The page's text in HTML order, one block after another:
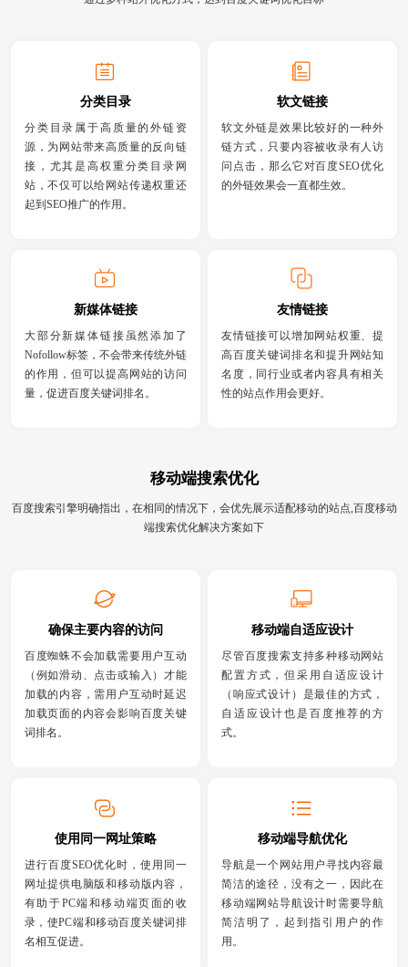
分类目录
分类目录属于高质量的外链资
源，为网站带来高质量的反向链
接，尤其是高权重分类目录网
站，不仅可以给网站传递权重还
起到SEO推广的作用。
软文链接
软文外链是效果比较好的一种外
链方式，只要内容被收录有人访
问点击，那么它对百度SEO优化
的外链效果会一直都生效。
新媒体链接
大部分新媒体链接虽然添加了
Nofollow标签，不会带来传统外链
的作用，但可以提高网站的访问
量，促进百度关键词排名。
友情链接
友情链接可以增加网站权重、提
高百度关键词排名和提升网站知
名度，同行业或者内容具有相关
性的站点作用会更好。
移动端搜索优化
百度搜索引擎明确指出，在相同的情况下，会优先展示适配移动的站点,百度移动
端搜索优化解决方案如下
确保主要内容的访问
百度蜘蛛不会加载需要用户互动
（例如滑动、点击或输入）才能
加载的内容，需用户互动时延迟
加载页面的内容会影响百度关键
词排名。
移动端自适应设计
尽管百度搜索支持多种移动网站
配置方式，但采用自适应设计
（响应式设计）是最佳的方式，
自适应设计也是百度推荐的方
式。
使用同一网址策略
进行百度SEO优化时，使用同一
网址提供电脑版和移动版内容，
有助于PC端和移动端页面的收
录，使PC端和移动百度关键词排
名相互促进。
移动端导航优化
导航是一个网站用户寻找内容最
简洁的途径，没有之一，因此在
移动端网站导航设计时需要导航
简洁明了，起到指引用户的作
用。